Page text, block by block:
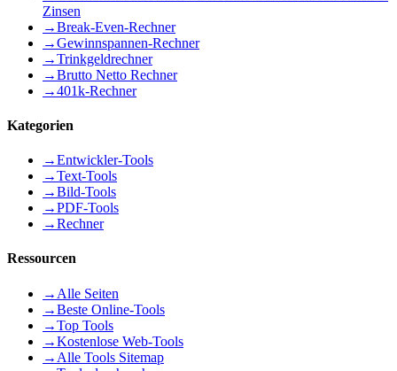
Zinsen
→Break-Even-Rechner
→Gewinnspannen-Rechner
→Trinkgeldrechner
→Brutto Netto Rechner
→401k-Rechner
Kategorien
→Entwickler-Tools
→Text-Tools
→Bild-Tools
→PDF-Tools
→Rechner
Ressourcen
→ Alle Seiten
→Beste Online-Tools
→Top Tools
→Kostenlose Web-Tools
→ Alle Tools Sitemap